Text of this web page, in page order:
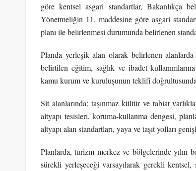
göre kentsel asgari standartlar, Bakanlıkça
Yönetmeliğin 11. maddesine göre asgari
planı ile belirlenmesi durumunda belirlenen
Planda yerleşik alan olarak belirlenen
belirtilen eğitim, sağlık ve ibadet
kamu kurum ve kuruluşunun teklifi
Sit alanlarında; taşınmaz kültür ve tabiat
altyapı tesisleri, koruma-kullanma dengesi,
altyapı alan standartları, yaya ve taşıt yolları
Planlarda, turizm merkez ve bölgelerinde yılın
sürekli yerleşeceği varsayılarak gerekli